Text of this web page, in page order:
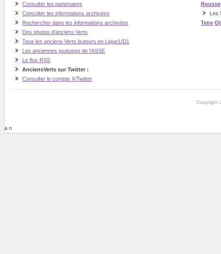
Consulter les partenaires
Consulter les informations archivées
Rechercher dans les informations archivées
Des photos d'anciens Verts
Tous les anciens Verts buteurs en Ligue1/D1
Les anciennes joueuses de l'ASSE
Le flux RSS
AnciensVerts sur Twitter :
Consulter le compte X/Twitter
Les
Tene
Copyright
a n